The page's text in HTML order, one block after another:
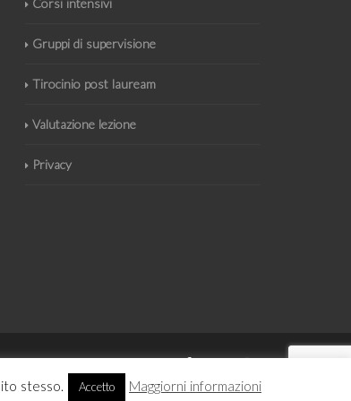
Corsi intensivi
Gruppi di supervisione
Tirocinio post lauream
Valutazione lezione
Privacy
stesso. Accetto Maggiorni informazioni